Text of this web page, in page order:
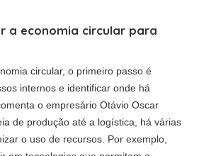
a economia circular para
circular, o primeiro passo é
internos e identificar onde há
o empresário Otávio Oscar
de produção até a logística, há várias
o uso de recursos. Por exemplo,